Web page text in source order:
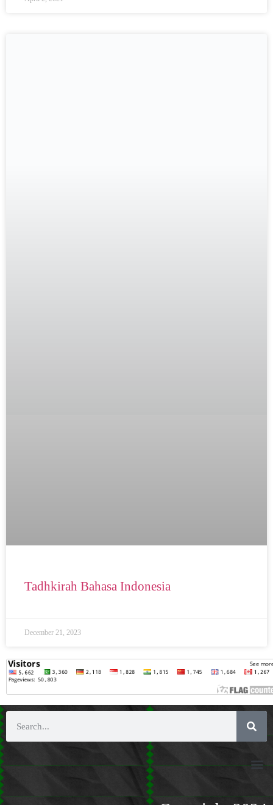
Tadhkirah Bahasa Indonesia
December 21, 2023